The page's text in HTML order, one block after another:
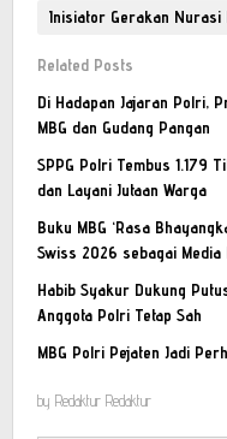
Inisiator Gerakan Nurasi
Related Posts
Di Hadapan Jajaran Polri,
MBG dan Gudang Pangan
SPPG Polri Tembus 1.179
dan Layani Jutaan Warga
Buku MBG ‘Rasa
Swiss 2026 sebagai Media
Habib Syakur Dukung
Anggota Polri Tetap Sah
MBG Polri Pejaten Jadi
by Redaktur Redaktur